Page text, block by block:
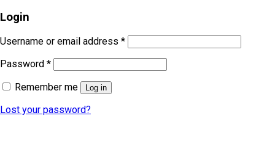
Login
Username or email address *
Password *
Remember me
Log in
Lost your password?